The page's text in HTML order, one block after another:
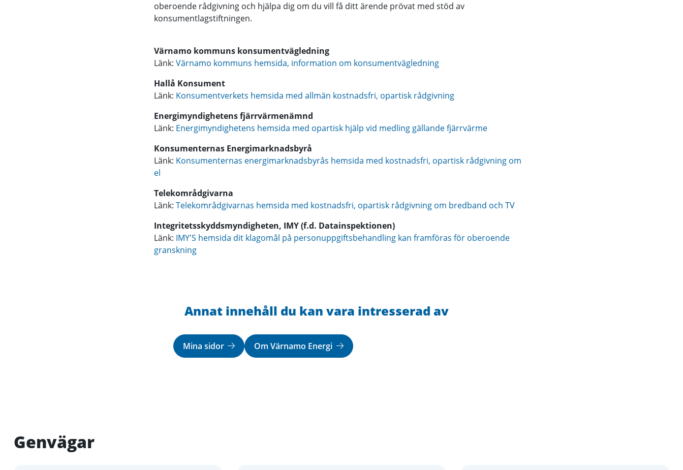
oberoende rådgivning och hjälpa dig om du vill få ditt ärende prövat med stöd av
konsumentlagstiftningen.
Värnamo kommuns konsumentvägledning
Länk: Värnamo kommuns hemsida, information om konsumentvägledning
Hallå Konsument
Länk: Konsumentverkets hemsida med allmän kostnadsfri, opartisk rådgivning
Energimyndighetens fjärrvärmenämnd
Länk: Energimyndighetens hemsida med opartisk hjälp vid medling gällande fjärrvärme
Konsumenternas Energimarknadsbyrå
Länk: Konsumenternas energimarknadsbyrås hemsida med kostnadsfri, opartisk rådgivning om
el
Telekområdgivarna
Länk: Telekområdgivarnas hemsida med kostnadsfri, opartisk rådgivning om bredband och TV
Integritetsskyddsmyndigheten, IMY (f.d. Datainspektionen)
Länk: IMY'S hemsida dit klagomål på personuppgiftsbehandling kan framföras för oberoende
granskning
Annat innehåll du kan vara intresserad av
Mina sidor Om Värnamo Energi
Genvägar